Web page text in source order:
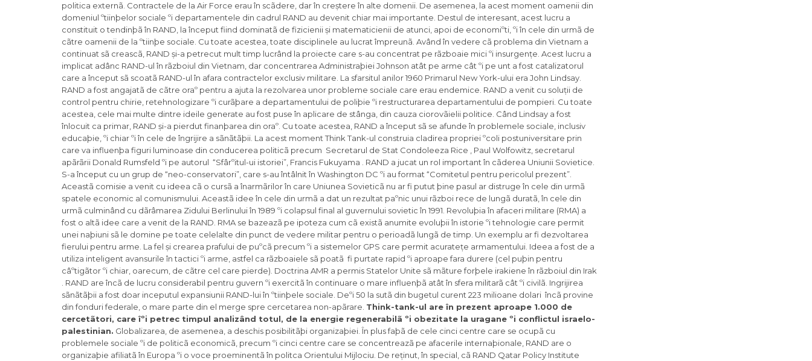
politica externã. Contractele de la Air Force erau în scãdere, dar în creștere în alte domenii. De asemenea, la acest moment oamenii din
domeniul ºtiinþelor sociale ºi departamentele din cadrul RAND au devenit chiar mai importante. Destul de interesant, acest lucru a
constituit o tendinþã în RAND, la început fiind dominatã de fizicienii și matematicienii de atunci, apoi de economiºti, ºi în cele din urmã de
cãtre oamenii de la ºtiinþe sociale. Cu toate acestea, toate disciplinele au lucrat împreunã. Având în vedere cã problema din Vietnam a
continuat sã creascã, RAND și-a petrecut mult timp lucrând la proiecte care s-au concentrat pe rãzboaie mici ºi insurgențe. Acest lucru a
implicat adânc RAND-ul în rãzboiul din Vietnam, dar concentrarea Administraþiei Johnson atât pe arme cât ºi pe unt a fost catalizatorul
care a început sã scoatã RAND-ul în afara contractelor exclusiv militare. La sfarsitul anilor 1960 Primarul New York-ului era John Lindsay.
RAND a fost angajatã de cãtre oraº pentru a ajuta la rezolvarea unor probleme sociale care erau endemice. RAND a venit cu soluții de
control pentru chirie, retehnologizare ºi curãþare a departamentului de poliþie ºi restructurarea departamentului de pompieri. Cu toate
acestea, cele mai multe dintre ideile generate au fost puse în aplicare de stânga, din cauza ciorovãielii politice. Când Lindsay a fost
înlocuit ca primar, RAND și-a pierdut finanþarea din oraº. Cu toate acestea, RAND a început sã se afunde în problemele sociale, inclusiv
educaþie, ºi chiar ºi în cele de îngrijire a sãnãtãþii. La acest moment Think Tank-ul construia cladirea propriei ºcoli postuniversitare prin
care va influenþa figuri luminoase din conducerea politicã precum Secretarul de Stat Condoleeza Rice , Paul Wolfowitz, secretarul
apãrãrii Donald Rumsfeld ºi pe autorul “Sfârºitul-ui istoriei”, Francis Fukuyama . RAND a jucat un rol important în cãderea Uniunii Sovietice.
S-a început cu un grup de “neo-conservatori”, care s-au întâlnit în Washington DC ºi au format “Comitetul pentru pericolul prezent”.
Aceastã comisie a venit cu ideea cã o cursã a înarmãrilor în care Uniunea Sovieticã nu ar fi putut þine pasul ar distruge în cele din urmã
spatele economic al comunismului. Aceastã idee în cele din urmã a dat un rezultat paºnic unui rãzboi rece de lungã duratã, în cele din
urmã culminând cu dãrâmarea Zidului Berlinului în 1989 ºi colapsul final al guvernului sovietic în 1991. Revoluþia în afaceri militare (RMA) a
fost o altã idee care a venit de la RAND. RMA se bazeazã pe ipoteza cum cã existã anumite evoluþii în istorie ºi tehnologie care permit
unei naþiuni sã le domine pe toate celelalte din punct de vedere militar pentru o perioadã lungã de timp. Un exemplu ar fi dezvoltarea
fierului pentru arme. La fel și crearea prafului de puºcã precum ºi a sistemelor GPS care permit acuratețe armamentului. Ideea a fost de a
utiliza inteligent avansurile în tactici ºi arme, astfel ca rãzboaiele sã poatã fi purtate rapid ºi aproape fara durere (cel puþin pentru
câºtigãtor ºi chiar, oarecum, de cãtre cel care pierde). Doctrina AMR a permis Statelor Unite sã mãture forþele irakiene în rãzboiul din Irak
. RAND are încã de lucru considerabil pentru guvern ºi exercitã în continuare o mare influenþã atât în ​​sfera militarã cât ºi civilã. Ingrijirea
sãnãtãþii a fost doar inceputul expansiunii RAND-lui în ºtiinþele sociale. Deºi 50 la sutã din bugetul curent 223 milioane dolari încã provine
din fonduri federale, o mare parte din el merge spre cercetarea non-apãrare. Think-tank-ul are în prezent aproape 1.000 de
cercetãtori, care îºi petrec timpul analizând totul, de la energie regenerabilã ºi obezitate la uragane ºi conflictul israelo-
palestinian. Globalizarea, de asemenea, a deschis posibilitãþi organizaþiei. În plus faþã de cele cinci centre care se ocupã cu
problemele sociale ºi de politicã economicã, precum ºi cinci centre care se concentreazã pe afacerile internaþionale, RAND are o
organizaþie afiliatã în Europa ºi o voce proeminentã în politca Orientului Mijlociu. De reținut, în special, cã RAND Qatar Policy Institute